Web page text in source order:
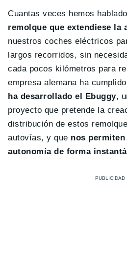
Cuantas veces hemos
remolque que extendiese la
nuestros coches eléctricos
largos recorridos, sin
cada pocos kilómetros para
empresa alemana ha
ha desarrollado el Ebuggy,
proyecto que pretende la
distribución de estos
autovías, y que nos
autonomía de forma